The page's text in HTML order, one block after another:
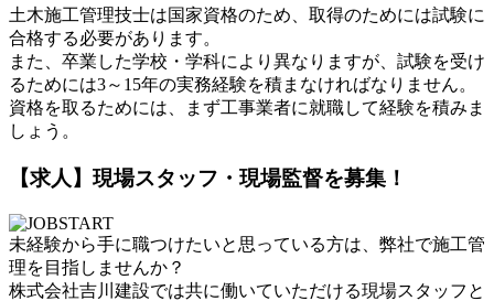
土木施工管理技士は国家資格のため、取得のためには試験に
合格する必要があります。
また、卒業した学校・学科により異なりますが、試験を受け
るためには3～15年の実務経験を積まなければなりません。
資格を取るためには、まず工事業者に就職して経験を積みま
しょう。
【求人】現場スタッフ・現場監督を募集！
未経験から手に職つけたいと思っている方は、弊社で施工管
理を目指しませんか？
株式会社吉川建設では共に働いていただける現場スタッフと